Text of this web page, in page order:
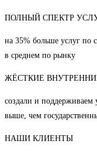
ПОЛНЫЙ СПЕКТР
на 35% больше услуг
в среднем по рынку
ЖЁСТКИЕ
создали и поддерживаем
выше, чем
НАШИ КЛИЕНТЫ